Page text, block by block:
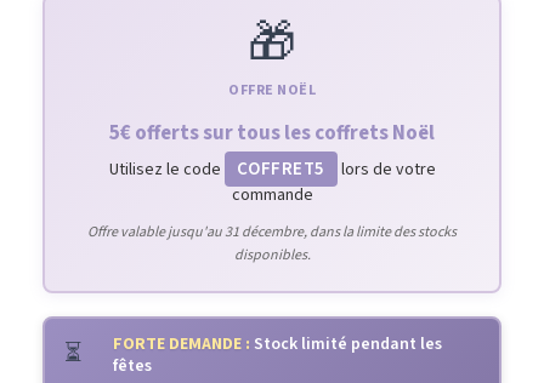
🎁
OFFRE NOËL
5€ offerts sur tous les coffrets Noël
Utilisez le code COFFRET5
lors de votre
commande
Offre valable jusqu'au 31 décembre, dans la limite des stocks
disponibles.
⏳ FORTE DEMANDE : Stock limité pendant les
fêtes